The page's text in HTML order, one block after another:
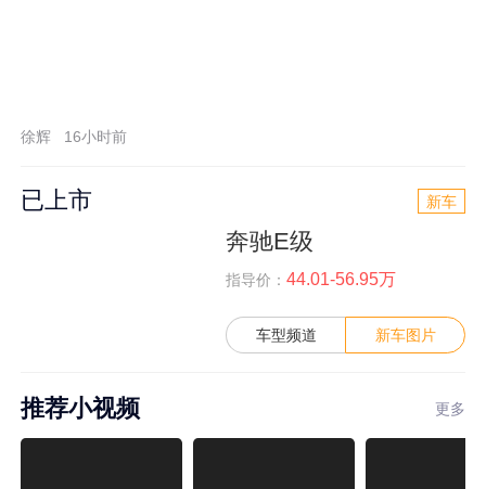
徐辉 16小时前
已上市 新车
奔驰E级
指导价： 44.01-56.95万
车型频道 新车图片
推荐小视频 更多